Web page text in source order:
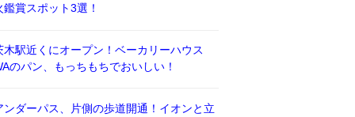
鑑賞スポット3選！
木駅近くにオープン！ベーカリーハウス
のパン、もっちもちでおいしい！
ンダーパス、片側の歩道開通！イオンと立